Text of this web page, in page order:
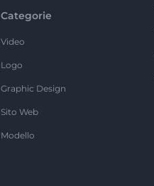
Categorie
Video
Logo
Graphic Design
Sito Web
Modello